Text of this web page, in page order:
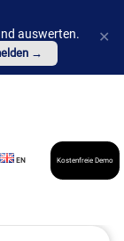
EN Kostenfreie Demo
auswerten.
→
✕